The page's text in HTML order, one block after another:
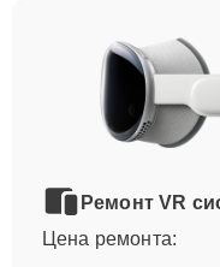
Ремонт VR
Цена ремонта: